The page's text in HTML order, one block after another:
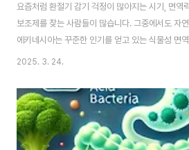
요즘처럼 환절기 감기 걱정이 많아지는 시기, 면역
보조제를 찾는 사람들이 많습니다. 그중에서도 자
에키네시아는 꾸준한 인기를 얻고 있는 식물성 면
서는 에키네시아 효능, 에키네시아 부작용, 그리고
리카 원주민들이 감기, 독감, 상처 치료 등에 사용
식물입니다. 지금은 건강기능식품으로 많이 활용
염증 완화 등에 도움을 준다고 알려져 있습니다.에
감 예방가장 대표적인 에키네시아 효능은 감기 예
2025. 3. 24.